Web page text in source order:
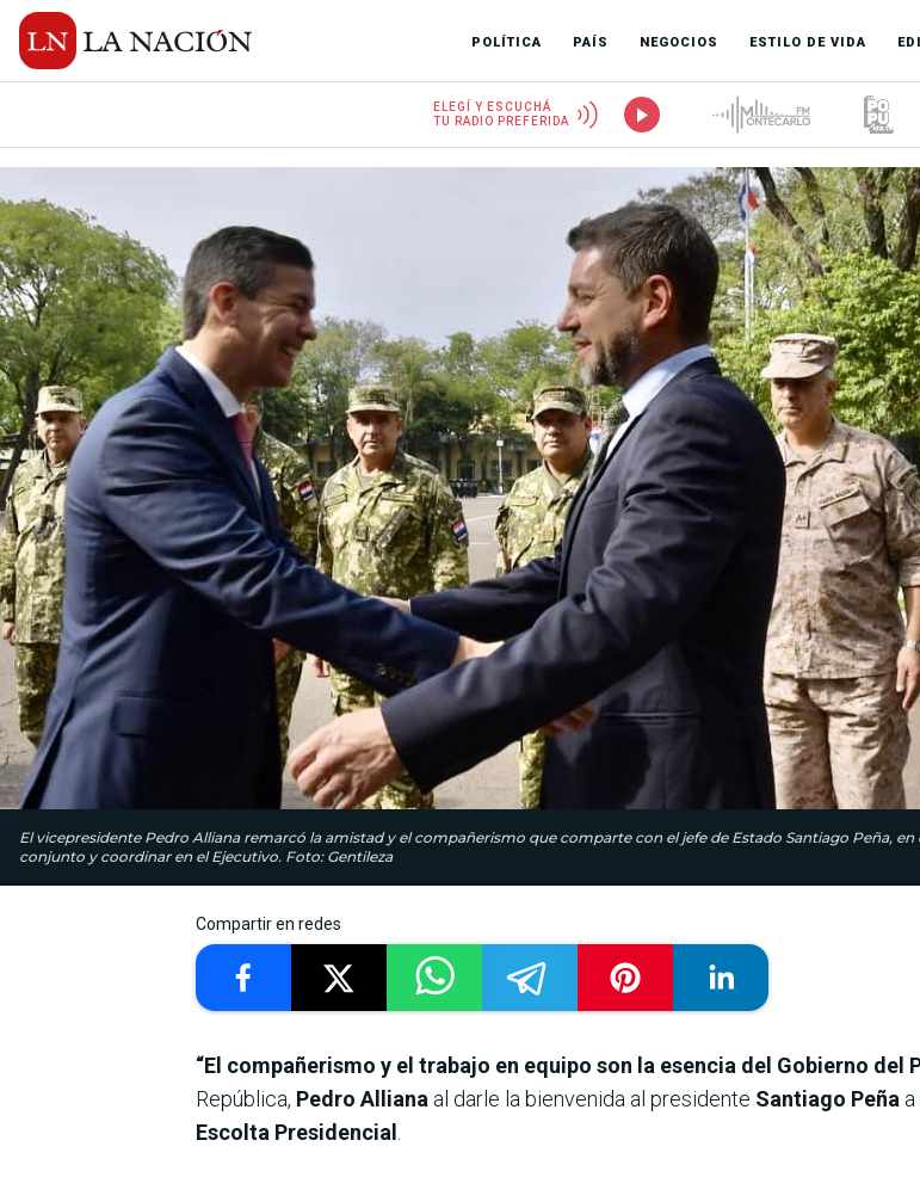
POLÍTICA PAÍS NEGOCIOS ESTILO DE VIDA
ELEGÍ Y ESCUCHÁ
TU RADIO PREFERIDA
El vicepresidente Pedro Alliana remarcó la amistad y el compañerismo que comparte con el jefe de Estado Santiago Peña, en
conjunto y coordinar en el Ejecutivo. Foto: Gentileza
Compartir en redes
“El compañerismo y el trabajo en equipo son la esencia del Gobierno del
República, Pedro Alliana al darle la bienvenida al presidente Santiago Peña
Escolta Presidencial